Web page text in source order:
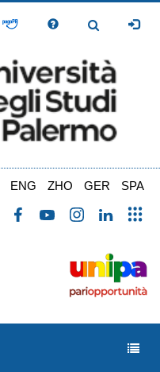
Toggle
ENG ZHO GER SPA